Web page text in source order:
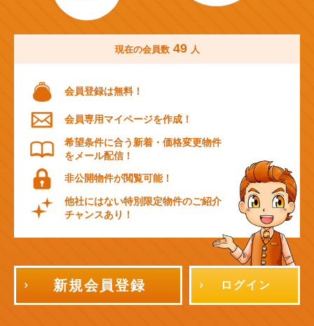
現在の会員数 49 人
会員登録は無料！
会員専用マイページを作成！
希望条件に合う新着・価格変更物件
をメール配信！
非公開物件が閲覧可能！
他社にはない特別限定物件のご紹介
チャンスあり！
新規会員登録 ログイン